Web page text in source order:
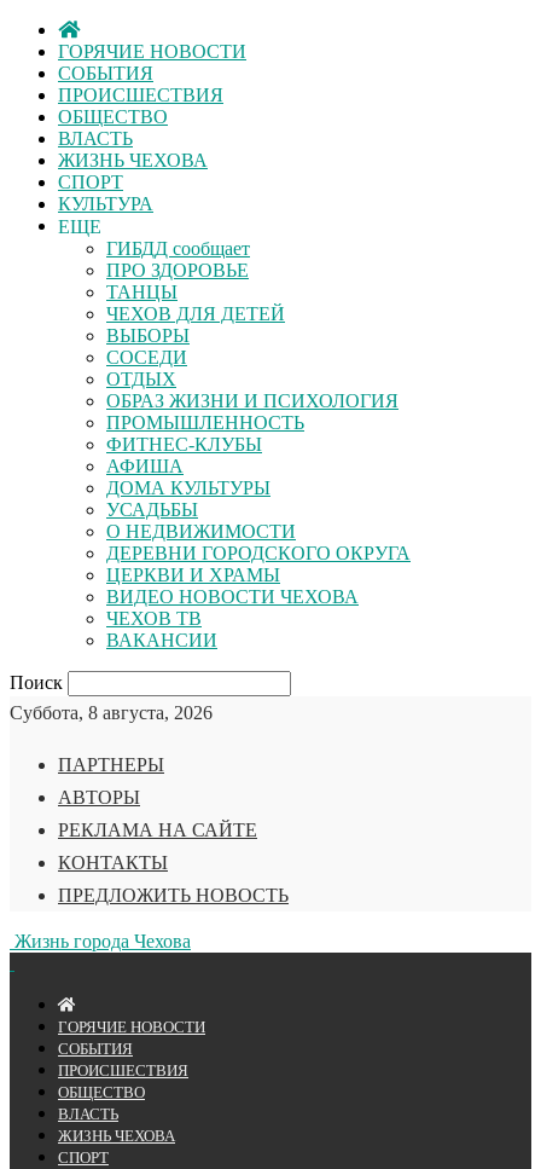
ГОРЯЧИЕ НОВОСТИ
СОБЫТИЯ
ПРОИСШЕСТВИЯ
ОБЩЕСТВО
ВЛАСТЬ
ЖИЗНЬ ЧЕХОВА
СПОРТ
КУЛЬТУРА
ЕЩЕ
ГИБДД сообщает
ПРО ЗДОРОВЬЕ
ТАНЦЫ
ЧЕХОВ ДЛЯ ДЕТЕЙ
ВЫБОРЫ
СОСЕДИ
ОТДЫХ
ОБРАЗ ЖИЗНИ И ПСИХОЛОГИЯ
ПРОМЫШЛЕННОСТЬ
ФИТНЕС-КЛУБЫ
АФИША
ДОМА КУЛЬТУРЫ
УСАДЬБЫ
О НЕДВИЖИМОСТИ
ДЕРЕВНИ ГОРОДСКОГО ОКРУГА
ЦЕРКВИ И ХРАМЫ
ВИДЕО НОВОСТИ ЧЕХОВА
ЧЕХОВ ТВ
ВАКАНСИИ
Поиск
Суббота, 8 августа, 2026
ПАРТНЕРЫ
АВТОРЫ
РЕКЛАМА НА САЙТЕ
КОНТАКТЫ
ПРЕДЛОЖИТЬ НОВОСТЬ
Жизнь города Чехова
ГОРЯЧИЕ НОВОСТИ
СОБЫТИЯ
ПРОИСШЕСТВИЯ
ОБЩЕСТВО
ВЛАСТЬ
ЖИЗНЬ ЧЕХОВА
СПОРТ